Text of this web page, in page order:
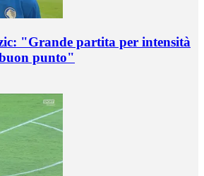
"Grande partita per intensità
punto"